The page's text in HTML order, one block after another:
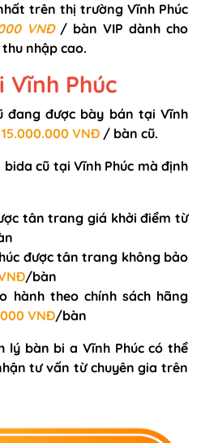
trên thị trường Vĩnh Phúc
VNĐ/ bàn VIP dành cho
nhập cao.
Vĩnh Phúc
đang được bày bán tại Vĩnh
15.000.000 VNĐ / bàn cũ.
cũ tại Vĩnh Phúc mà định
tân trang giá khởi điểm từ
được tân trang không bảo
/bàn
hành theo chính sách hãng
VNĐ/bàn
lý bàn bi a Vĩnh Phúc có thể
tư vấn từ chuyên gia trên